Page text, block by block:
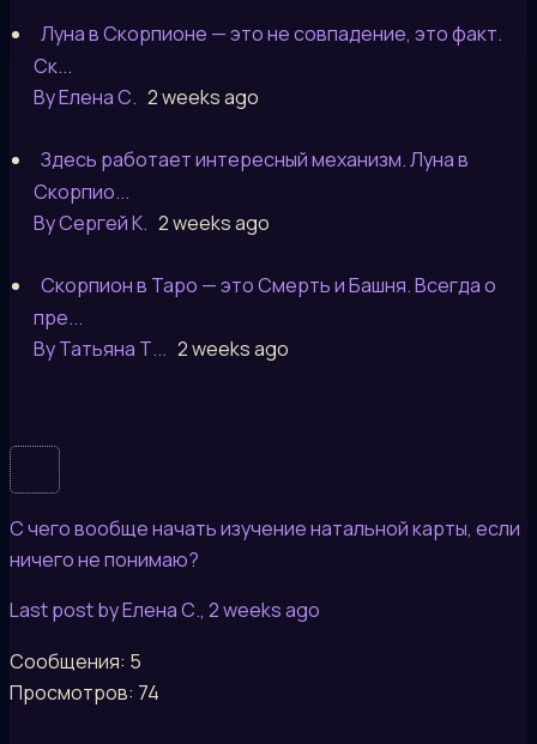
Луна в Скорпионе — это не совпадение, это факт.
Ск...
By Елена С. 2 weeks ago
Здесь работает интересный механизм. Луна в
Скорпио...
By Сергей К. 2 weeks ago
Скорпион в Таро — это Смерть и Башня. Всегда о
пре...
By Татьяна Т... 2 weeks ago
С чего вообще начать изучение натальной карты, если
ничего не понимаю?
Last post by Елена С., 2 weeks ago
Сообщения: 5
Просмотров: 74